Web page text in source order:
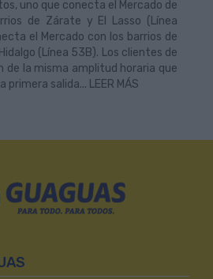
uno que conecta el Mercado de
de Zárate y El Lasso (Línea
el Mercado con los barrios de
(Línea 53B). Los clientes de
de la misma amplitud horaria que
salida... LEER MÁS